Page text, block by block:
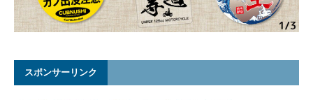
スポンサーリンク